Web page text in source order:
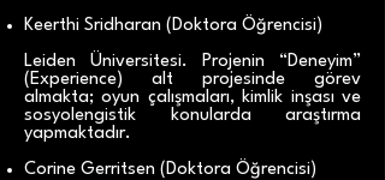
Keerthi Sridharan (Doktora Öğrencisi)
Leiden Üniversitesi. Projenin “Deneyim”
(Experience) alt projesinde görev
almakta; oyun çalışmaları, kimlik inşası ve
sosyolengistik konularda araştırma
yapmaktadır.
Corine Gerritsen (Doktora Öğrencisi)